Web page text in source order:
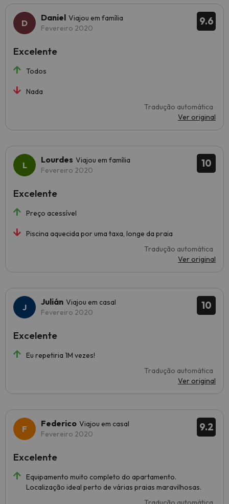
9.6
Daniel Viajou em família
Fevereiro 2020
Todos
Nada
Tradução automática
Ver original
Excelente
10
Lourdes Viajou em família
Fevereiro 2020
Preço acessível
Piscina aquecida por uma taxa, longe da praia
Tradução automática
Ver original
Excelente
10
Julián Viajou em casal
Fevereiro 2020
Eu repetiria 1M vezes!
Tradução automática
Ver original
Excelente
9.2
Federico Viajou em casal
Fevereiro 2020
Equipamento muito completo do apartamento.
Localização ideal perto de várias praias maravilhosas.
Excelente